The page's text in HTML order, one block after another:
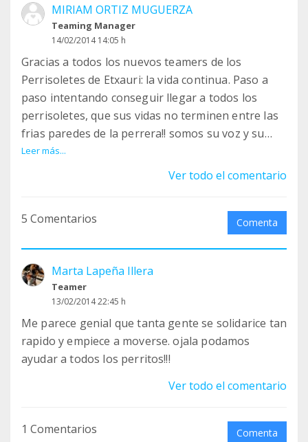
MIRIAM ORTIZ MUGUERZA
Teaming Manager
14/02/2014 14:05 h
Gracias a todos los nuevos teamers de los
Perrisoletes de Etxauri: la vida continua. Paso a
paso intentando conseguir llegar a todos los
perrisoletes, que sus vidas no terminen entre las
frias paredes de la perrera!! somos su voz y su
destino está en nuestras manos, en vuestra
Leer más...
Ver todo el comentario
5 Comentarios Comenta
Marta Lapeña Illera
Teamer
13/02/2014 22:45 h
Me parece genial que tanta gente se solidarice tan
rapido y empiece a moverse. ojala podamos
ayudar a todos los perritos!!!
Ver todo el comentario
1 Comentarios Comenta